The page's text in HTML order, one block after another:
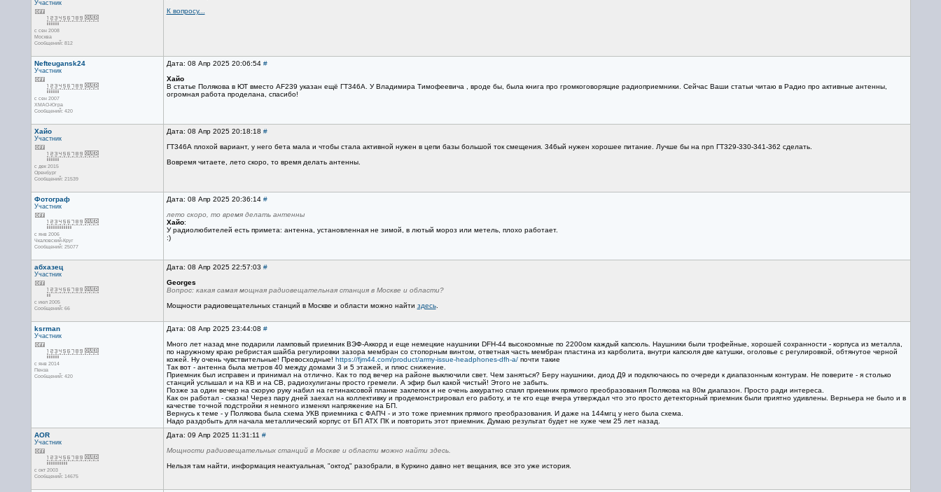
Участник
с сен 2008
Москва
Сообщений: 812
К вопросу...
Nefteugansk24
Участник
с сен 2007
ХМАО-Югра
Сообщений: 420
Дата: 08 Апр 2025 20:06:54 #
Хайо
В статье Полякова в ЮТ вместо AF239 указан ещё ГТ346А. У Владимира Тимофеевича , вроде бы, была книга про громкоговорящие радиоприемники. Сейчас Ваши статьи читаю в Радио про активные антенны,
огромная работа проделана, спасибо!
Хайо
Участник
с дек 2015
Оренбург
Сообщений: 21539
Дата: 08 Апр 2025 20:18:18 #
ГТ346А плохой вариант, у него бета мала и чтобы стала активной нужен в цепи базы большой ток смещения. 346ый нужен хорошее питание. Лучше бы на npn ГТ329-330-341-362 сделать.
Вовремя читаете, лето скоро, то время делать антенны.
Фотограф
Участник
с янв 2006
Чкаловский-Круг
Сообщений: 25077
Дата: 08 Апр 2025 20:36:14 #
лето скоро, то время делать антенны
Хайо:
У радиолюбителей есть примета: антенна, установленная не зимой, в лютый мороз или метель, плохо работает.
:)
абхазец
Участник
с июл 2005
Сообщений: 66
Дата: 08 Апр 2025 22:57:03 #
Georges
Вопрос: какая самая мощная радиовещательная станция в Москве и области?
Мощности радиовещательных станций в Москве и области можно найти здесь.
ksrman
Участник
с янв 2014
Пенза
Сообщений: 420
Дата: 08 Апр 2025 23:44:08 #
Много лет назад мне подарили ламповый приемник ВЭФ-Аккорд и еще немецкие наушники DFH-44 высокоомные по 2200ом каждый капсюль. Наушники были трофейные, хорошей сохранности - корпуса из металла,
по наружному краю ребристая шайба регулировки зазора мембран со стопорным винтом, ответная часть мембран пластина из карболита, внутри капсюля две катушки, оголовье с регулировкой, обтянутое черной
кожей. Ну очень чувствительные! Превосходные! https://fjm44.com/product/army-issue-headphones-dfh-a/почти такие
Так вот - антенна была метров 40 между домами 3 и 5 этажей, и плюс снижение.
Приемник был исправен и принимал на отлично. Как то под вечер на районе выключили свет. Чем заняться? Беру наушники, диод Д9 и подключаюсь по очереди к диапазонным контурам. Не поверите - я столько
станций услышал и на КВ и на СВ, радиохулиганы просто гремели. А эфир был какой чистый! Этого не забыть.
Позже за один вечер на скорую руку набил на гетинаксовой планке заклепок и не очень аккуратно спаял приемник прямого преобразования Полякова на 80м диапазон. Просто ради интереса.
Как он работал - сказка! Через пару дней заехал на коллективку и продемонстрировал его работу, и те кто еще вчера утверждал что это просто детекторный приемник были приятно удивлены. Верньера не было и в
качестве точной подстройки я немного изменял напряжение на БП.
Вернусь к теме - у Полякова была схема УКВ приемника с ФАПЧ - и это тоже приемник прямого преобразования. И даже на 144мгц у него была схема.
Надо раздобыть для начала металлический корпус от БП АТХ ПК и повторить этот приемник. Думаю результат будет не хуже чем 25 лет назад.
AOR
Участник
с окт 2003
Сообщений: 14675
Дата: 09 Апр 2025 11:31:11 #
Мощности радиовещательных станций в Москве и области можно найти здесь.
Нельзя там найти, информация неактуальная, "октод" разобрали, в Куркино давно нет вещания, все это уже история.